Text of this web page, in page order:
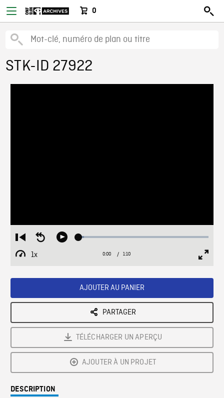
0
STK-ID 27922
Restart
from
beginning
Seek
Play Loaded:
1x
Playback
Current
0:00 / Duration
1:10
AJOUTER AU PANIER
PARTAGER
TÉLÉCHARGER UN APERÇU
AJOUTER À UN PROJET
DESCRIPTION